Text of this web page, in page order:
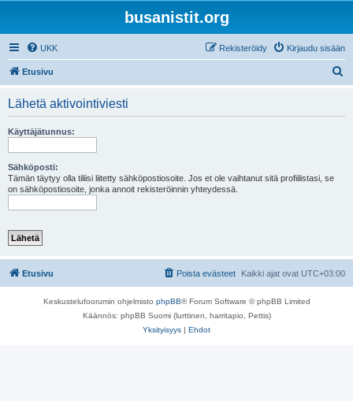
busanistit.org
UKK Kirjaudu sisään
Rekisteröidy
Etusivu
Lähetä aktivointiviesti
Käyttäjätunnus:
Sähköposti:
Tämän täytyy olla tiliisi liitetty sähköpostiosoite. Jos et ole vaihtanut sitä profiilistasi, se
on sähköpostiosoite, jonka annoit rekisteröinnin yhteydessä.
Etusivu Kaikki ajat ovat UTC+03:00
Poista evästeet
Keskustelufoorumin ohjelmisto phpBB® Forum Software © phpBB Limited
Käännös: phpBB Suomi (lurttinen, harritapio, Pettis)
Yksityisyys | Ehdot